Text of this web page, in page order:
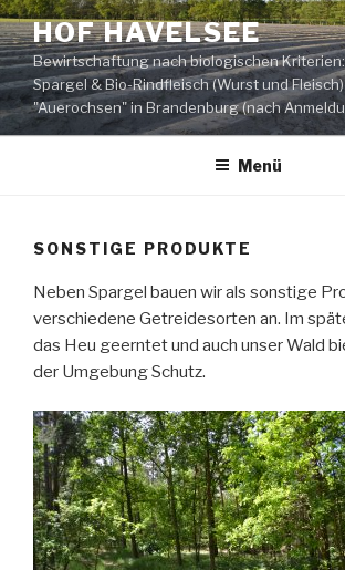
Zum
Inhalt
springen
HOF HAVELSEE
Bewirtschaftung nach biologischen
Spargel & Bio-Rindfleisch (Wurst und
"Auerochsen" in Brandenburg (nach
Menü
SONSTIGE PRODUKTE
Neben Spargel bauen wir als sonstige
verschiedene Getreidesorten an. Im
das Heu geerntet und auch unser Wald
der Umgebung Schutz.